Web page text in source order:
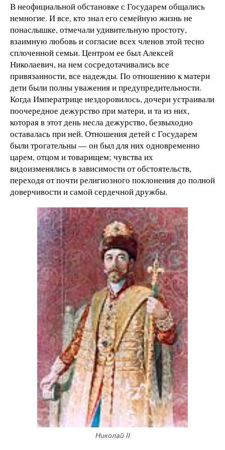
В неофициальной обстановке с Государем общались
немногие. И все, кто знал его семейную жизнь не
понаслышке, отмечали удивительную простоту,
взаимную любовь и согласие всех членов этой тесно
сплоченной семьи. Центром ее был Алексей
Николаевич, на нем сосредотачивались все
привязанности, все надежды. По отношению к матери
дети были полны уважения и предупредительности.
Когда Императрице нездоровилось, дочери устраивали
поочередное дежурство при матери, и та из них,
которая в этот день несла дежурство, безвыходно
оставалась при ней. Отношения детей с Государем
были трогательны — он был для них одновременно
царем, отцом и товарищем; чувства их
видоизменялись в зависимости от обстоятельств,
переходя от почти религиозного поклонения до полной
доверчивости и самой сердечной дружбы.
Николай II